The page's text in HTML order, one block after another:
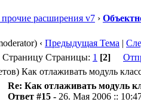
расширения v7 ›
‹ Предыдущая Тема |
Страницы: 1 [2]
Как отлаживать модуль
Re: Как отлаживать модуль
Ответ #15 - 26. Мая 2006 ::